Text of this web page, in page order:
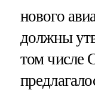
нового
должны
том числе